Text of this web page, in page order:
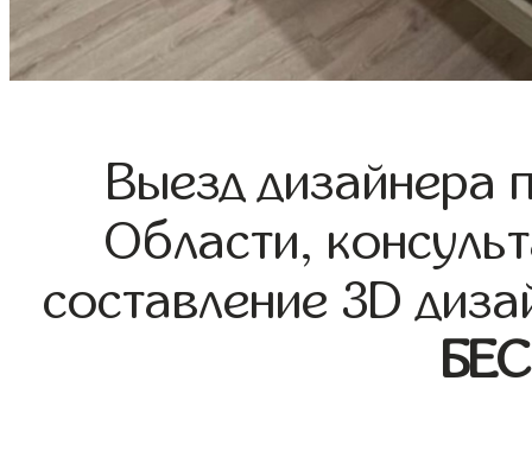
Выезд дизайнера
Области,
составление 3D